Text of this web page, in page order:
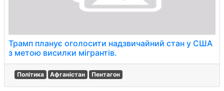
Трамп планує оголосити надзвичайний стан у США
з метою висилки мігрантів.
Політика Афганістан Пентагон